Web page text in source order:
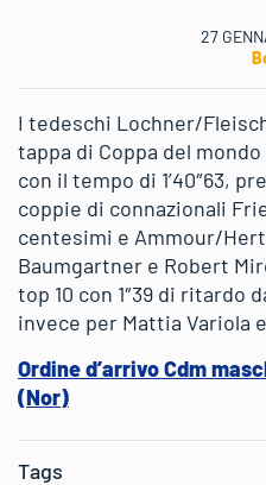
27
I tedeschi Lochner/
tappa di Coppa del
con il tempo di 1’40″63,
coppie di connazionali
centesimi e Ammour/
Baumgartner e Robert
top 10 con 1″39 di ritardo
invece per Mattia Variola
Ordine d’arrivo Cdm
(Nor)
Tags